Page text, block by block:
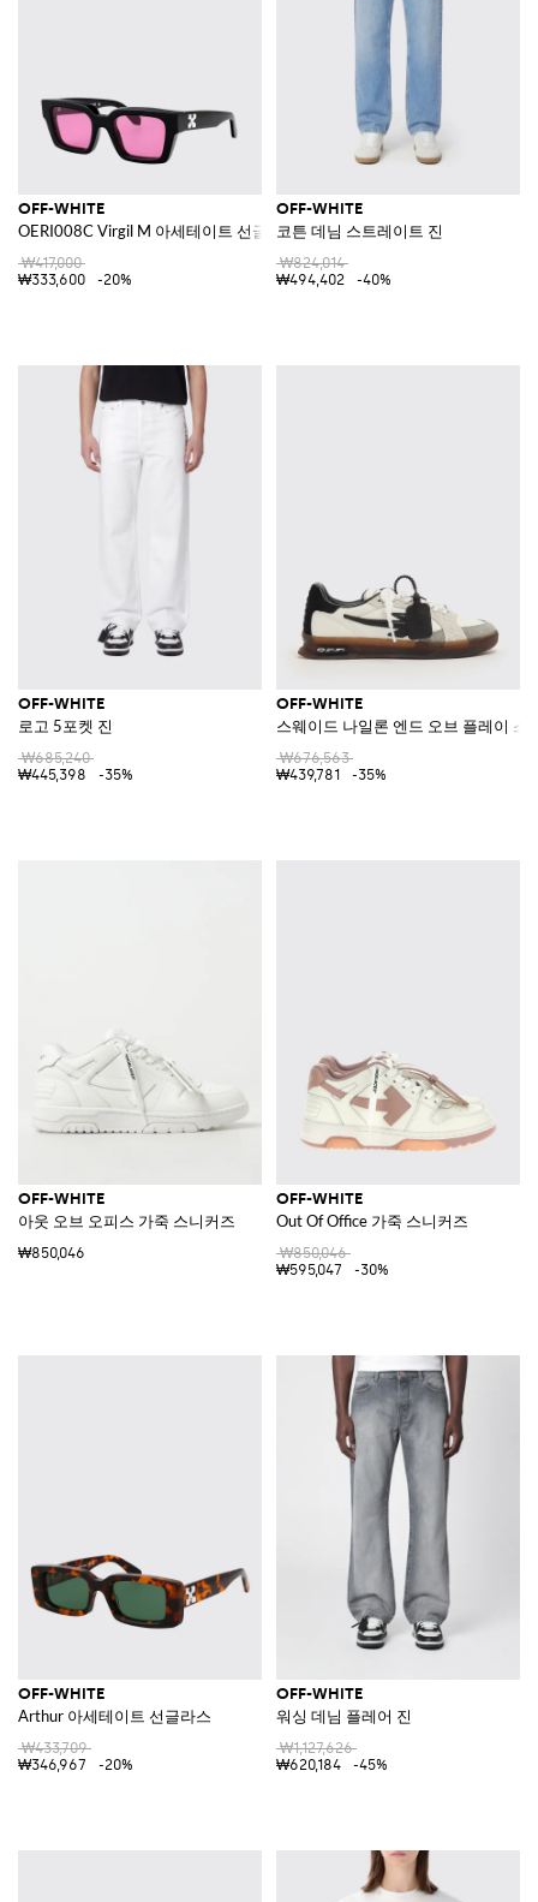
OFF-WHITE
OERI008C Virgil M 아세테이트 선글라스
₩417,000
₩333,600
-20%
OFF-WHITE
코튼 데님 스트레이트 진
₩824,014
₩494,402
-40%
OFF-WHITE
로고 5포켓 진
₩685,240
₩445,398
-35%
OFF-WHITE
스웨이드 나일론 엔드 오브 플레이 스
₩676,563
₩439,781
-35%
OFF-WHITE
아웃 오브 오피스 가죽 스니커즈
₩850,046
OFF-WHITE
Out Of Office 가죽 스니커즈
₩850,046
₩595,047
-30%
OFF-WHITE
Arthur 아세테이트 선글라스
₩433,709
₩346,967
-20%
OFF-WHITE
워싱 데님 플레어 진
₩1,127,626
₩620,184
-45%